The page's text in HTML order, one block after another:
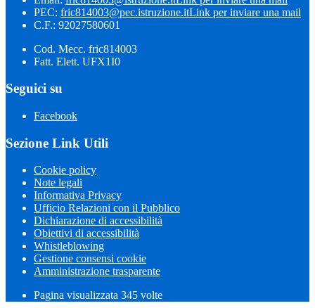
PEC: fric814003@pec.istruzione.itLink per inviare una mail
C.F.: 92027580601
Cod. Mecc. fric814003
Fatt. Elett. UFX1I0
Seguici su
Facebook
Sezione Link Utili
Cookie policy
Note legali
Informativa Privacy
Ufficio Relazioni con il Pubblico
Dichiarazione di accessibilità
Obiettivi di accessibilità
Whistleblowing
Gestione consensi cookie
Amministrazione trasparente
Pagina visualizzata 345 volte